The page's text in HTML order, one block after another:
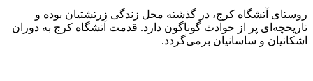
روستای آتشگاه کرج، در گذشته محل زندگی زرتشتیان بوده و
تاریخچه‌ای پر از حوادث گوناگون دارد. قدمت آتشگاه کرج به دوران
اشکانیان و ساسانیان برمی‌گردد.